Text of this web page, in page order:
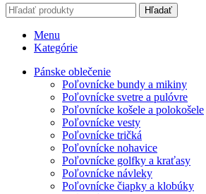
Hľadať
Menu
Kategórie
Pánske oblečenie
Poľovnícke bundy a mikiny
Poľovnícke svetre a pulóvre
Poľovnícke košele a polokošele
Poľovnícke vesty
Poľovnícke tričká
Poľovnícke nohavice
Poľovnícke golfky a kraťasy
Poľovnícke návleky
Poľovnícke čiapky a klobúky